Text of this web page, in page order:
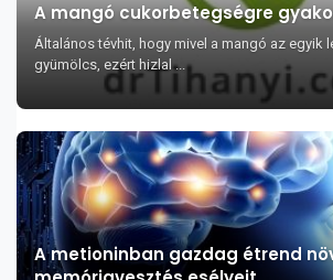
A mangó cukorbetegségre
Általános tévhit, hogy mivel a mangó az egyik
gyümölcs, ezért hizlal ...
A metioninban gazdag étrend